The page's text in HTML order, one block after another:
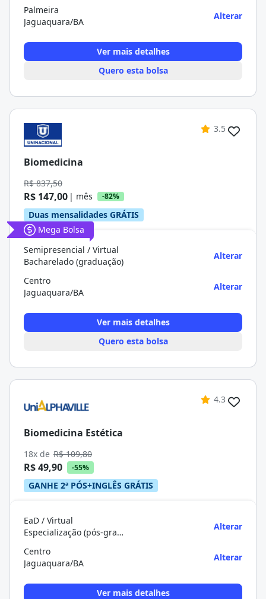
Palmeira
Jaguaquara/BA
Alterar
Ver mais detalhes
Quero esta bolsa
3.5
Biomedicina
R$ 837,50
R$ 147,00 | mês -82%
Duas mensalidades GRÁTIS
Mega Bolsa
Semipresencial / Virtual
Bacharelado (graduação)
Alterar
Centro
Jaguaquara/BA
Alterar
Ver mais detalhes
Quero esta bolsa
4.3
Biomedicina Estética
18x de R$ 109,80
R$ 49,90 -55%
GANHE 2ª PÓS+INGLÊS GRÁTIS
EaD / Virtual
Especialização (pós-graduação)
Alterar
Centro
Jaguaquara/BA
Alterar
Ver mais detalhes